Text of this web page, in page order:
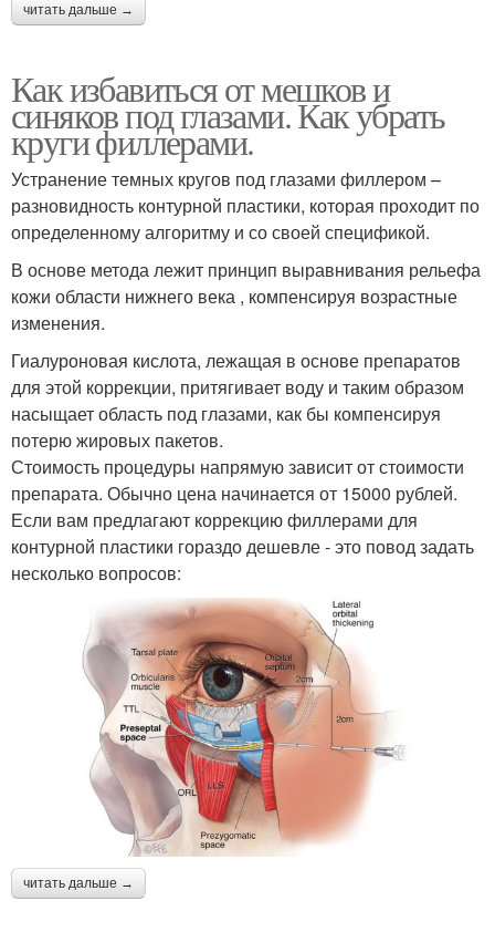
читать дальше →
Как избавиться от мешков и
синяков под глазами. Как убрать
круги филлерами.
Устранение темных кругов под глазами филлером –
разновидность контурной пластики, которая проходит по
определенному алгоритму и со своей спецификой.
В основе метода лежит принцип выравнивания рельефа
кожи области нижнего века , компенсируя возрастные
изменения.
Гиалуроновая кислота, лежащая в основе препаратов
для этой коррекции, притягивает воду и таким образом
насыщает область под глазами, как бы компенсируя
потерю жировых пакетов.
Стоимость процедуры напрямую зависит от стоимости
препарата. Обычно цена начинается от 15000 рублей.
Если вам предлагают коррекцию филлерами для
контурной пластики гораздо дешевле - это повод задать
несколько вопросов:
читать дальше →